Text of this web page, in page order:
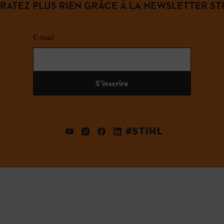
PLUS RIEN GRÂCE À LA NEWSLETTER
E-mail
S'inscrire
#STIHL